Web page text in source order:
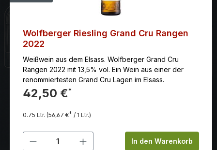
Wolfberger Riesling Grand Cru Rangen
2022
Weißwein aus dem Elsass. Wolfberger Grand Cru
Rangen 2022 mit 13,5% vol. Ein Wein aus einer der
renommiertesten Grand Cru Lagen im Elsass.
42,50 €*
0.75 Ltr. (56,67 €* / 1 Ltr.)
Produkt Anzahl: Gib denIn den Warenkorb